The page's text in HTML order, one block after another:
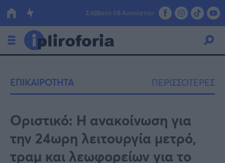
Σάββατο 08 Αυγούστου
Οικονομία
Πολιτική
Τράπεζες
ΕΠΙΚΑΙΡΟΤΗΤΑ ΠΕΡΙΣΣΟΤΕΡΕΣ
Οριστικό: Η ανακοίνωση για
την 24ωρη λειτουργία μετρό,
τραμ και λεωφορείων για το